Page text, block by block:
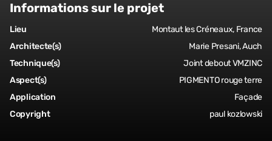
Informations sur le projet
Lieu
Montaut les Créneaux, France
Architecte(s)
Marie Presani, Auch
Technique(s)
Joint debout VMZINC
Aspect(s)
PIGMENTO rouge terre
Application
Façade
Copyright
paul kozlowski